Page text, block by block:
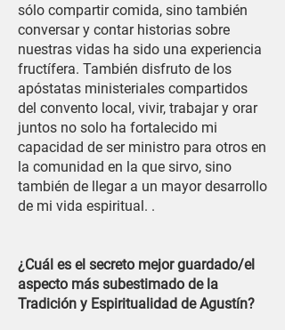
sólo compartir comida, sino también
conversar y contar historias sobre
nuestras vidas ha sido una experiencia
fructífera. También disfruto de los
apóstatas ministeriales compartidos
del convento local, vivir, trabajar y orar
juntos no solo ha fortalecido mi
capacidad de ser ministro para otros en
la comunidad en la que sirvo, sino
también de llegar a un mayor desarrollo
de mi vida espiritual. .
¿Cuál es el secreto mejor guardado/el
aspecto más subestimado de la
Tradición y Espiritualidad de Agustín?